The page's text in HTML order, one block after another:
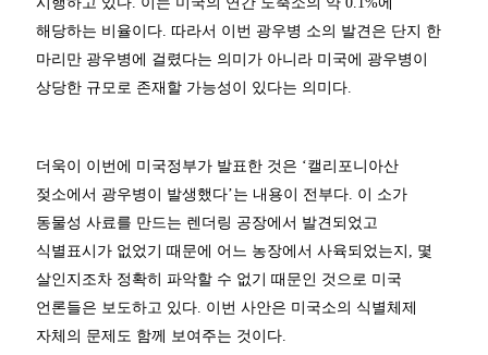
해당하는 비율이다. 따라서 이번 광우병 소의 발견은 단지 한
마리만 광우병에 걸렸다는 의미가 아니라 미국에 광우병이
상당한 규모로 존재할 가능성이 있다는 의미다.
더욱이 이번에 미국정부가 발표한 것은 ‘캘리포니아산
젖소에서 광우병이 발생했다’는 내용이 전부다. 이 소가
동물성 사료를 만드는 렌더링 공장에서 발견되었고
식별표시가 없었기 때문에 어느 농장에서 사육되었는지, 몇
살인지조차 정확히 파악할 수 없기 때문인 것으로 미국
언론들은 보도하고 있다. 이번 사안은 미국소의 식별체제
자체의 문제도 함께 보여주는 것이다.